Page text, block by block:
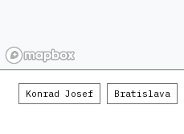
Konrad Josef Bratislava